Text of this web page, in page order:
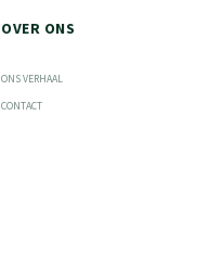
OVER ONS
ONS VERHAAL
CONTACT